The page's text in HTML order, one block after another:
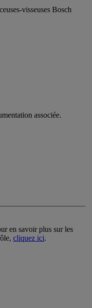
visseuses Bosch
associée.
en savoir plus sur les
cliquez ici.